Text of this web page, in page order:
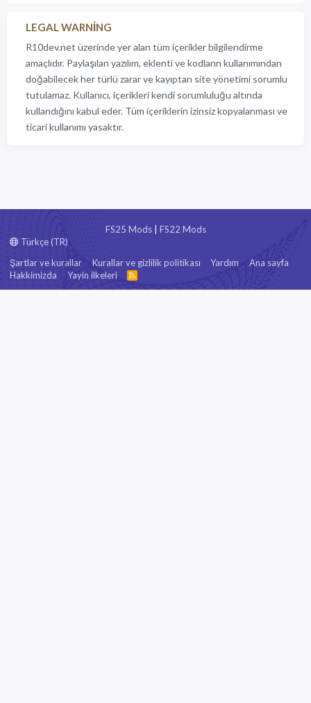
LEGAL WARNING
R10dev.net üzerinde yer alan tüm içerikler bilgilendirme
amaçlıdır. Paylaşılan yazılım, eklenti ve kodların kullanımından
doğabilecek her türlü zarar ve kayıptan site yönetimi sorumlu
tutulamaz. Kullanıcı, içerikleri kendi sorumluluğu altında
kullandığını kabul eder. Tüm içeriklerin izinsiz kopyalanması ve
ticari kullanımı yasaktır.
FS25 Mods| FS22 Mods
Türkçe (TR)
Şartlar ve kurallar
Kurallar ve gizlilik politikası Yardım
Ana sayfa
Hakkimizda
Yayin ilkeleri
R